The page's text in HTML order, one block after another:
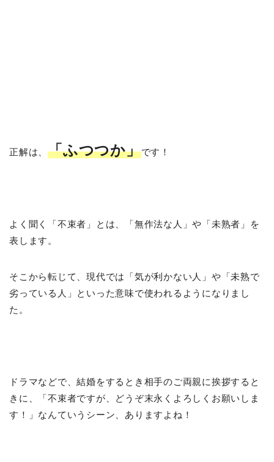
正解は、「ふつつか」です！
よく聞く「不束者」とは、「無作法な人」や「未熟者」を
表します。
そこから転じて、現代では「気が利かない人」や「未熟で
劣っている人」といった意味で使われるようになりまし
た。
ドラマなどで、結婚をするとき相手のご両親に挨拶すると
きに、「不束者ですが、どうぞ末永くよろしくお願いしま
す！」なんていうシーン、ありますよね！